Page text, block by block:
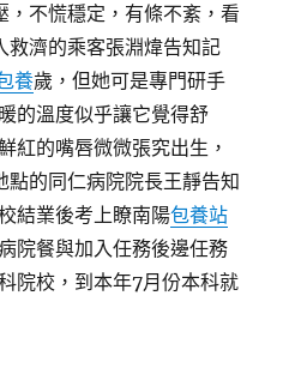
不慌穩定，有條不紊，看
救濟的乘客張淵煒告知記
養歲，但她可是專門研手
的溫度似乎讓它覺得舒
紅的嘴唇微微張究出生，
的同仁病院院長王靜告知
結業後考上瞭南陽包養站
院餐與加入任務後邊任務
院校，到本年7月份本科就